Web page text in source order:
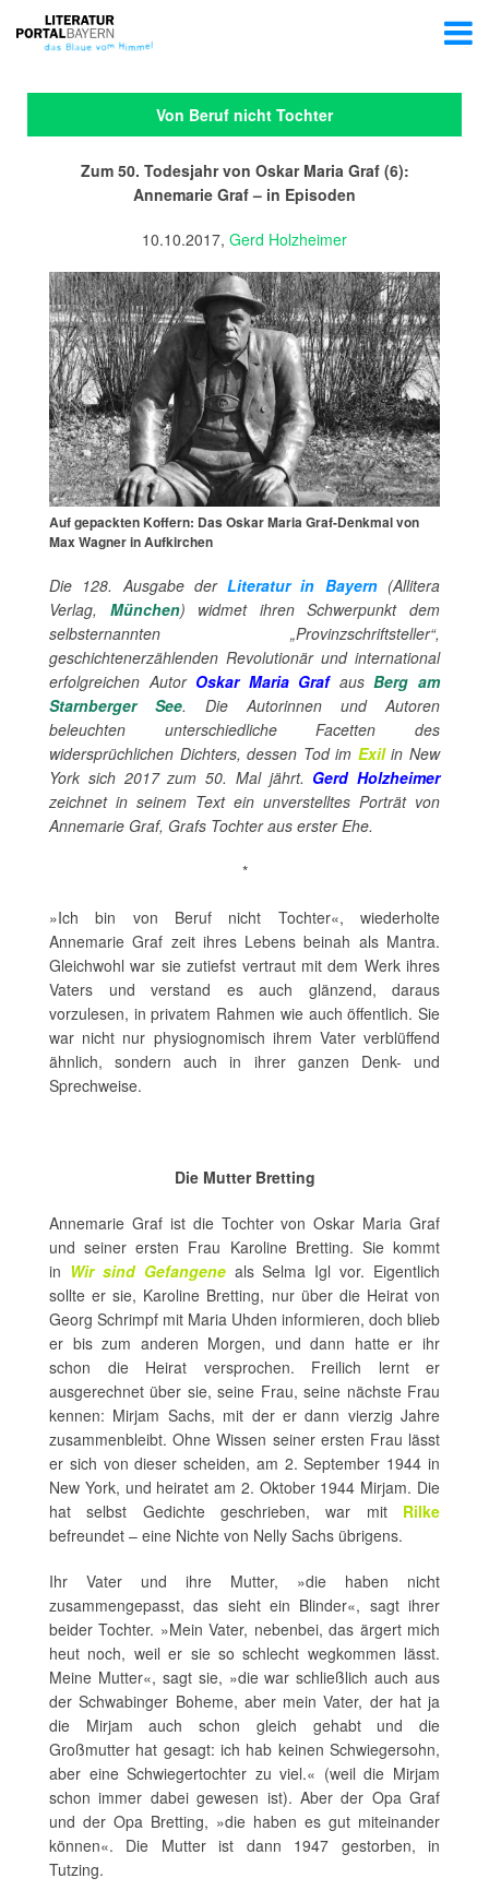
Von Beruf nicht Tochter
Zum 50. Todesjahr von Oskar Maria Graf (6):
Annemarie Graf – in Episoden
10.10.2017, Gerd Holzheimer
Auf gepackten Koffern: Das Oskar Maria Graf-Denkmal von
Max Wagner in Aufkirchen
Die 128. Ausgabe derLiteratur in Bayern(Allitera
Verlag, München) widmet ihren Schwerpunkt dem
selbsternannten „Provinzschriftsteller“,
geschichtenerzählenden Revolutionär und international
erfolgreichen Autor Oskar Maria GrafausBerg am
Starnberger See. Die Autorinnen und Autoren
beleuchten unterschiedliche Facetten des
widersprüchlichen Dichters, dessen Tod im Exilin New
York sich 2017 zum 50. Mal jährt. Gerd Holzheimer
zeichnet in seinem Text ein unverstelltes Porträt von
Annemarie Graf, Grafs Tochter aus erster Ehe.
*
»Ich bin von Beruf nicht Tochter«, wiederholte
Annemarie Graf zeit ihres Lebens beinah als Mantra.
Gleichwohl war sie zutiefst vertraut mit dem Werk ihres
Vaters und verstand es auch glänzend, daraus
vorzulesen, in privatem Rahmen wie auch öffentlich. Sie
war nicht nur physiognomisch ihrem Vater verblüffend
ähnlich, sondern auch in ihrer ganzen Denk- und
Sprechweise.
Die Mutter Bretting
Annemarie Graf ist die Tochter von Oskar Maria Graf
und seiner ersten Frau Karoline Bretting. Sie kommt
in Wir sind Gefangene als Selma Igl vor. Eigentlich
sollte er sie, Karoline Bretting, nur über die Heirat von
Georg Schrimpf mit Maria Uhden informieren, doch blieb
er bis zum anderen Morgen, und dann hatte er ihr
schon die Heirat versprochen. Freilich lernt er
ausgerechnet über sie, seine Frau, seine nächste Frau
kennen: Mirjam Sachs, mit der er dann vierzig Jahre
zusammenbleibt. Ohne Wissen seiner ersten Frau lässt
er sich von dieser scheiden, am 2. September 1944 in
New York, und heiratet am 2. Oktober 1944 Mirjam. Die
hat selbst Gedichte geschrieben, war mit Rilke
befreundet – eine Nichte von Nelly Sachs übrigens.
Ihr Vater und ihre Mutter, »die haben nicht
zusammengepasst, das sieht ein Blinder«, sagt ihrer
beider Tochter. »Mein Vater, nebenbei, das ärgert mich
heut noch, weil er sie so schlecht wegkommen lässt.
Meine Mutter«, sagt sie, »die war schließlich auch aus
der Schwabinger Boheme, aber mein Vater, der hat ja
die Mirjam auch schon gleich gehabt und die
Großmutter hat gesagt: ich hab keinen Schwiegersohn,
aber eine Schwiegertochter zu viel.« (weil die Mirjam
schon immer dabei gewesen ist). Aber der Opa Graf
und der Opa Bretting, »die haben es gut miteinander
können«. Die Mutter ist dann 1947 gestorben, in
Tutzing.